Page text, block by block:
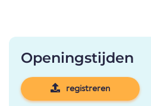
Openingstijden
registreren